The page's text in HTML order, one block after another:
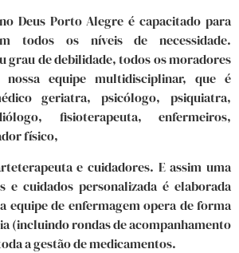
Deus Porto Alegre é capacitado para
todos os níveis de necessidade.
grau de debilidade, todos os moradores
equipe multidisciplinar, que é
geriatra, psicólogo, psiquiatra,
fisioterapeuta, enfermeiros,
físico,
e cuidadores. E assim uma
e cuidados personalizada é elaborada
equipe de enfermagem opera de forma
(incluindo rondas de acompanhamento
a gestão de medicamentos.